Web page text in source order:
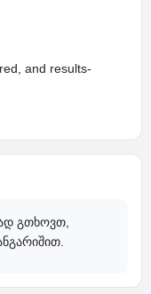
and results-
გთხოვთ,